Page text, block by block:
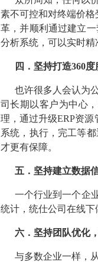
素不可控和对终端价
革，并顺利通过建立
分析系统，可以实时精
四．坚持打造360度
也许很多人会认为
司长期以客户为中心
理，通过升级ERP资
系统，执行，完工等
才更有保障。
五．坚持建立数据
一个行业到一个企
统计，统仕公司在线下
六．坚持团队优化
与多数企业一样，